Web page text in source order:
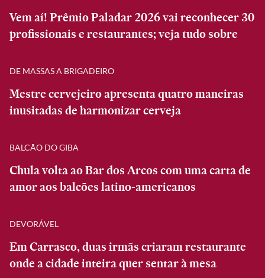
Vem aí! Prêmio Paladar 2026 vai reconhecer 30
profissionais e restaurantes; veja tudo sobre
DE MASSAS A BRIGADEIRO
Mestre cervejeiro apresenta quatro maneiras
inusitadas de harmonizar cerveja
BALCÃO DO GIBA
Chula volta ao Bar dos Arcos com uma carta de
amor aos balcões latino-americanos
DEVORÁVEL
Em Carrasco, duas irmãs criaram restaurante
onde a cidade inteira quer sentar à mesa